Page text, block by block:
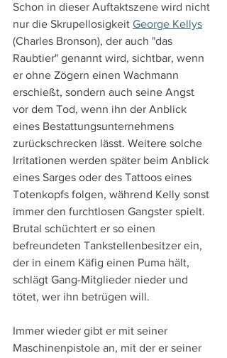
Schon in dieser Auftaktszene wird nicht
nur die Skrupellosigkeit George Kellys
(Charles Bronson), der auch "das
Raubtier" genannt wird, sichtbar, wenn
er ohne Zögern einen Wachmann
erschießt, sondern auch seine Angst
vor dem Tod, wenn ihn der Anblick
eines Bestattungsunternehmens
zurückschrecken lässt. Weitere solche
Irritationen werden später beim Anblick
eines Sarges oder des Tattoos eines
Totenkopfs folgen, während Kelly sonst
immer den furchtlosen Gangster spielt.
Brutal schüchtert er so einen
befreundeten Tankstellenbesitzer ein,
der in einem Käfig einen Puma hält,
schlägt Gang-Mitglieder nieder und
tötet, wer ihn betrügen will.
Immer wieder gibt er mit seiner
Maschinenpistole an, mit der er seiner